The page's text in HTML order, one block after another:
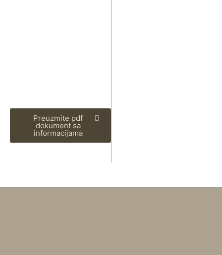
Preuzmite pdf
dokument sa
informacijama